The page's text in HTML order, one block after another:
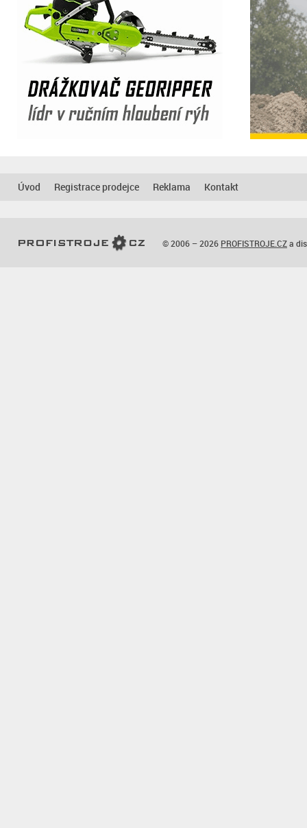
Úvod Registrace prodejce Reklama Kontakt
© 2006 – 2026 PROFISTROJE.CZa